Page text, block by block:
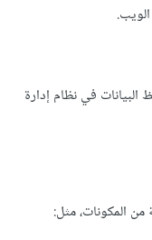
في نظام إدارة
المكونات، مثل: